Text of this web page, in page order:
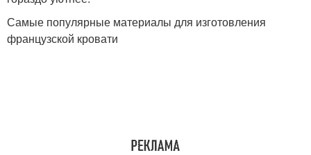
Самые популярные материалы для изготовления
французской кровати